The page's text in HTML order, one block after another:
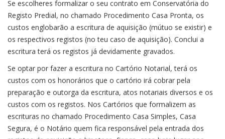
Se escolheres formalizar o seu contrato em Conservatória do
Registo Predial, no chamado Procedimento Casa Pronta, os
custos englobarão a escritura de aquisição (mútuo se existir) e
os respectivos registos (no teu caso de aquisição). Conclui a
escritura terá os registos já devidamente gravados.
Se optar por fazer a escritura no Cartório Notarial, terá os
custos com os honorários que o cartório irá cobrar pela
preparação e outorga da escritura, atos notariais diversos e os
custos com os registos. Nos Cartórios que formalizem as
escrituras no chamado Procedimento Casa Simples, Casa
Segura, é o Notário quem fica responsável pela entrada dos